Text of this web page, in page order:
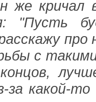
же
"Пусть
с
за какой-